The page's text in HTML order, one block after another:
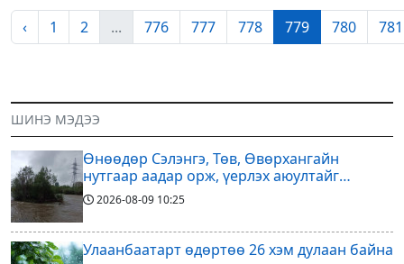
‹ 1 2 ... 776 777 778 779 780 781
ШИНЭ МЭДЭЭ
Өнөөдөр Сэлэнгэ, Төв, Өвөрхангайн
нутгаар аадар орж, үерлэх аюултайг
анхааруулав
2026-08-09 10:25
Улаанбаатарт өдөртөө 26 хэм дулаан байна